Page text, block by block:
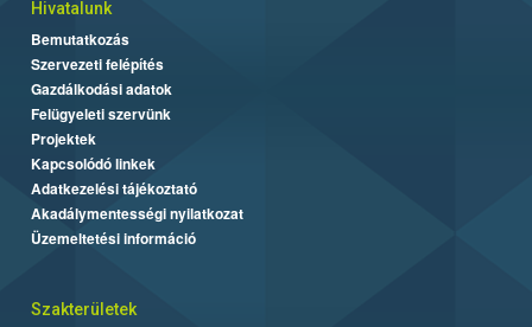
Hivatalunk
Bemutatkozás
Szervezeti felépítés
Gazdálkodási adatok
Felügyeleti szervünk
Projektek
Kapcsolódó linkek
Adatkezelési tájékoztató
Akadálymentességi nyilatkozat
Üzemeltetési információ
Szakterületek